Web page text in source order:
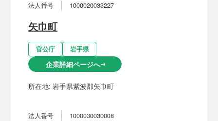
法人番号 1000020033227
矢巾町
官公庁 岩手県
企業詳細ページへarrow_right_alt
所在地:岩手県紫波郡矢巾町
法人番号 1000030030008